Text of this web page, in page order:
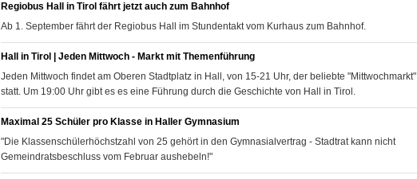
Regiobus Hall in Tirol fährt jetzt auch zum Bahnhof
Ab 1. September fährt der Regiobus Hall im Stundentakt vom Kurhaus zum Bahnhof.
Hall in Tirol | Jeden Mittwoch - Markt mit Themenführung
Jeden Mittwoch findet am Oberen Stadtplatz in Hall, von 15-21 Uhr, der beliebte "Mittwochmarkt"
statt. Um 19:00 Uhr gibt es es eine Führung durch die Geschichte von Hall in Tirol.
Maximal 25 Schüler pro Klasse in Haller Gymnasium
"Die Klassenschülerhöchstzahl von 25 gehört in den Gymnasialvertrag - Stadtrat kann nicht
Gemeindratsbeschluss vom Februar aushebeln!"